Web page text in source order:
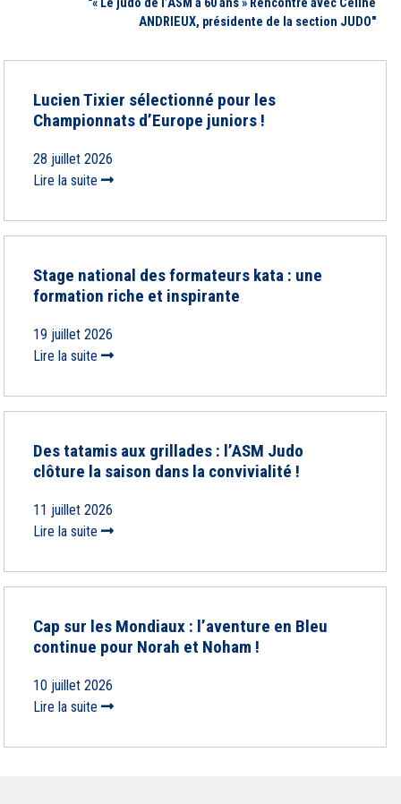
"« Le judo de l’ASM a 60 ans » Rencontre avec Céline
ANDRIEUX, présidente de la section JUDO"
Lucien Tixier sélectionné pour les
Championnats d’Europe juniors !
28 juillet 2026
Lire la suite
Stage national des formateurs kata : une
formation riche et inspirante
19 juillet 2026
Lire la suite
Des tatamis aux grillades : l’ASM Judo
clôture la saison dans la convivialité !
11 juillet 2026
Lire la suite
Cap sur les Mondiaux : l’aventure en Bleu
continue pour Norah et Noham !
10 juillet 2026
Lire la suite